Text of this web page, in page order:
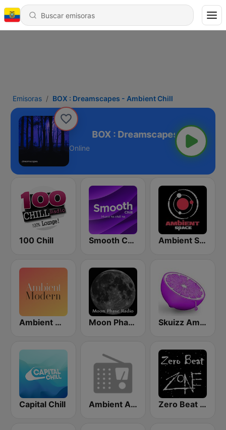
Emisoras BOX : Dreamscapes - Ambient Chill
Ambient Chill
Online
100 Chill Smooth Chill Ambient Space Radio
Ambient Modern Moon Phase Radio - Chill Skuizz Ambient
Capital Chill Ambient Art Sound Zero Beat Ambient Zone (MRG.fm)